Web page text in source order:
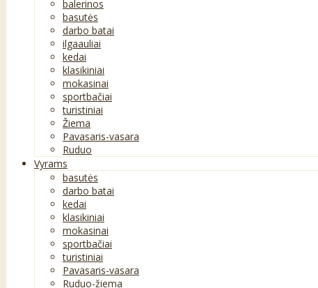
balerinos
basutės
darbo batai
ilgaauliai
kedai
klasikiniai
mokasinai
sportbačiai
turistiniai
Žiema
Pavasaris-vasara
Ruduo
Vyrams
basutės
darbo batai
kedai
klasikiniai
mokasinai
sportbačiai
turistiniai
Pavasaris-vasara
Ruduo-žiema